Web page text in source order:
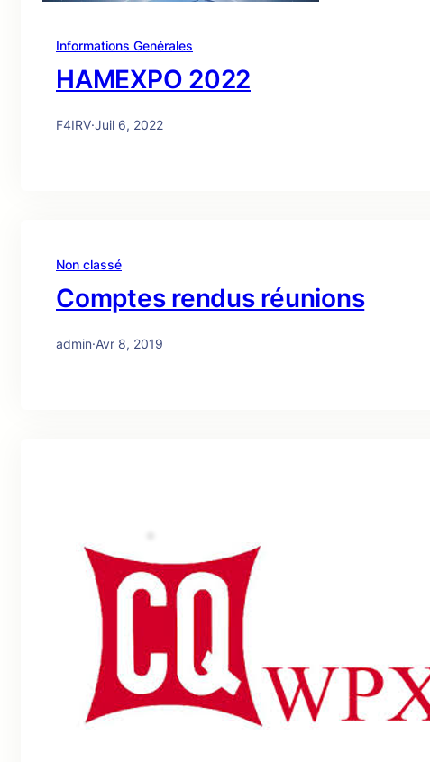
Informations Genérales
HAMEXPO 2022
F4IRV·Juil 6, 2022
Non classé
Comptes rendus réunions
admin·Avr 8, 2019